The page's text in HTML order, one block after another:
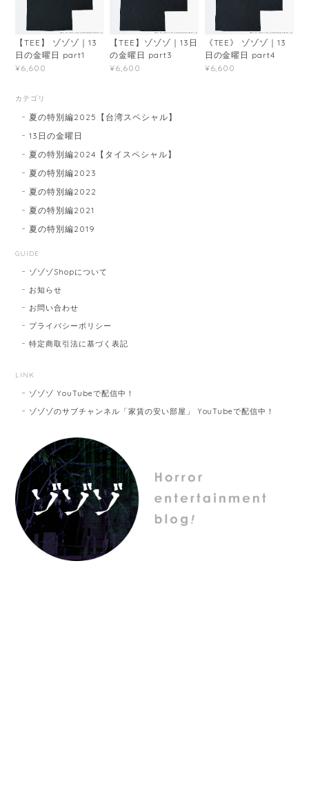
【TEE】 ゾゾゾ｜13
日の金曜日 part1
¥6,600
【TEE】ゾゾゾ｜13日
の金曜日 part3
¥6,600
《TEE》 ゾゾゾ｜13
日の金曜日 part4
¥6,600
カテゴリ
夏の特別編2025【台湾スペシャル】
13日の金曜日
夏の特別編2024【タイスペシャル】
夏の特別編2023
夏の特別編2022
夏の特別編2021
夏の特別編2019
GUIDE
ゾゾゾShopについて
お知らせ
お問い合わせ
プライバシーポリシー
特定商取引法に基づく表記
LINK
ゾゾゾ YouTubeで配信中！
ゾゾゾのサブチャンネル「家賃の安い部屋」 YouTubeで配信中！